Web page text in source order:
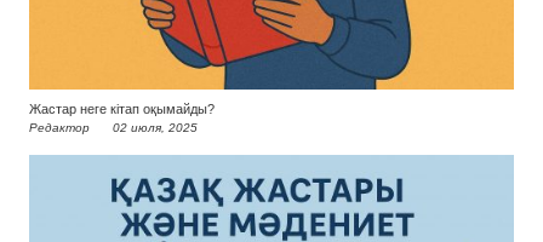
Жастар неге кітап оқымайды?
Редактор 02 июля, 2025